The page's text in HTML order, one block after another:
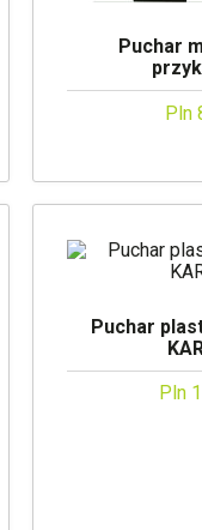
Puchar
Pln
Puchar
Pln